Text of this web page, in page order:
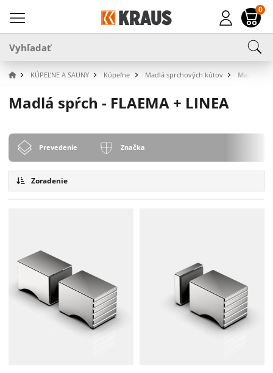
0
KÚPEĽNE A SAUNY Kúpeľne Madlá sprchových kútov Madlá
Madlá spŕch - FLAEMA + LINEA
Prevedenie Značka
Zoradenie